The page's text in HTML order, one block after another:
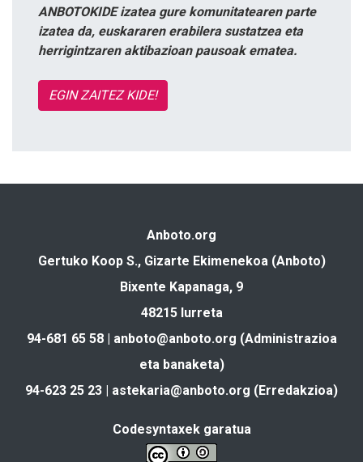
ANBOTOKIDE izatea gure komunitatearen parte
izatea da, euskararen erabilera sustatzea eta
herrigintzaren aktibazioan pausoak ematea.
EGIN ZAITEZ KIDE!
Anboto.org
Gertuko Koop S., Gizarte Ekimenekoa (Anboto)
Bixente Kapanaga, 9
48215 Iurreta
94-681 65 58 | anboto@anboto.org (Administrazioa
eta banaketa)
94-623 25 23 | astekaria@anboto.org (Erredakzioa)
Codesyntaxek garatua